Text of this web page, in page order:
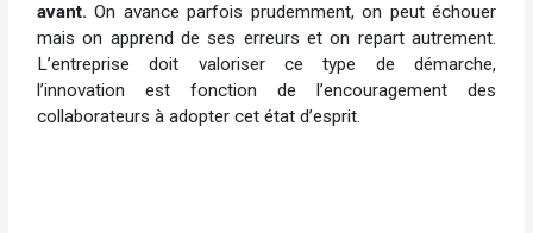
avant. On avance parfois prudemment, on peut échouer
mais on apprend de ses erreurs et on repart autrement.
L’entreprise doit valoriser ce type de démarche,
l’innovation est fonction de l’encouragement des
collaborateurs à adopter cet état d’esprit.